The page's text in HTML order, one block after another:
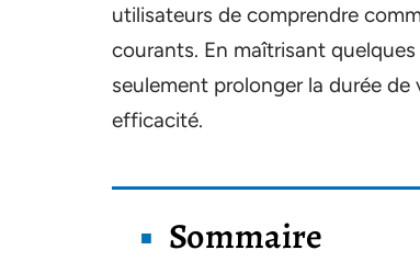
utilisateurs de comprendre
courants. En maîtrisant
seulement prolonger la durée
efficacité.
Sommaire